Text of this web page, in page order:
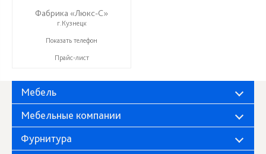
Фабрика «Люкс-С»
г.Кузнецк
+ 7 (999) 748-11-11
Показать телефон
Прайс-лист
Мебель
Мебельные компании
Фурнитура